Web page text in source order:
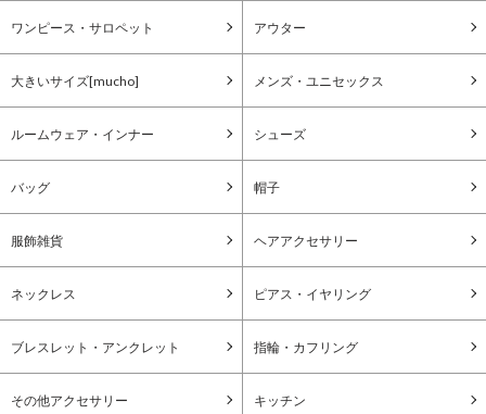
ワンピース・サロペット アウター
大きいサイズ[mucho] メンズ・ユニセックス
ルームウェア・インナー シューズ
バッグ 帽子
服飾雑貨 ヘアアクセサリー
ネックレス ピアス・イヤリング
ブレスレット・アンクレット 指輪・カフリング
その他アクセサリー キッチン